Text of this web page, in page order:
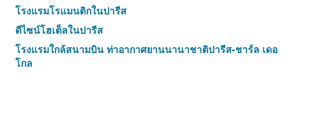
โรงแรมโรแมนติกในปารีส
ดีไซน์โฮเต็ลในปารีส
โรงแรมใกล้สนามบิน ท่าอากาศยานนานาชาติปารีส-ชาร์ล เดอ
โกล